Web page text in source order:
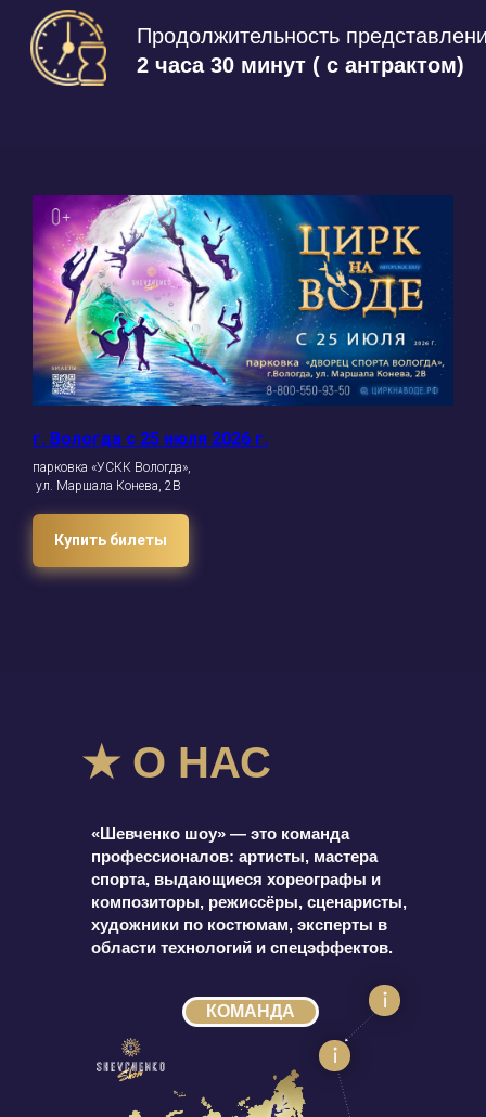
г. Вологда с 25 июля 2026 г.
парковка «УСКК Вологда»,
ул. Маршала Конева, 2В
Купить билеты
★ О НАС
«Шевченко шоу» — это команда
профессионалов: артисты, мастера
спорта, выдающиеся хореографы и
композиторы, режиссёры, сценаристы,
художники по костюмам, эксперты в
области технологий и спецэффектов.
КОМАНДА